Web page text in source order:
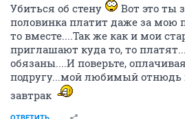
Убиться об стену
Вот это ты
половинка платит даже за мою
то вместе....Так же как и мои
приглашают куда то, то
обязаны....И поверьте,
подругу...мой любимый отнюдь
завтрак